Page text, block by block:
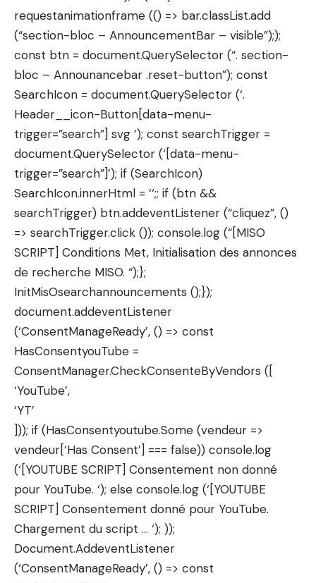
requestanimationframe (() => bar.classList.add
(“section-bloc – AnnouncementBar – visible”););
const btn = document.QuerySelector (“. section-
bloc – Announancebar .reset-button”); const
SearchIcon = document.QuerySelector (‘.
Header__icon-Button[data-menu-
trigger=”search”] svg ‘); const searchTrigger =
document.QuerySelector (‘[data-menu-
trigger=”search”]’); if (SearchIcon)
SearchIcon.innerHtml = ‘‘;; if (btn &&
searchTrigger) btn.addeventListener (“cliquez”, ()
=> searchTrigger.click ()); console.log (“[MISO
SCRIPT] Conditions Met, Initialisation des annonces
de recherche MISO. “);};
InitMisOsearchannouncements ();});
document.addeventListener
(‘ConsentManageReady’, () => const
HasConsentyouTube =
ConsentManager.CheckConsenteByVendors ([
‘YouTube’,
‘YT’
])); if (HasConsentyoutube.Some (vendeur =>
vendeur[‘Has Consent’] === false)) console.log
(‘[YOUTUBE SCRIPT] Consentement non donné
pour YouTube. ‘); else console.log (‘[YOUTUBE
SCRIPT] Consentement donné pour YouTube.
Chargement du script … ‘); ));
Document.AddeventListener
(‘ConsentManageReady’, () => const